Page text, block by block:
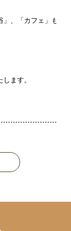
、「カフェ」も休
ます。